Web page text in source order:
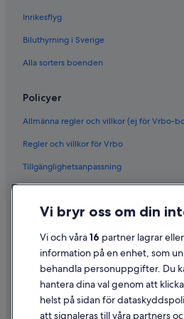
Flyg till San Francisco
Ghadames Air Transport
Olympus Airways
Flyg till Australien
Flyg till Brasilien
Flyg till Colombia
Flyg till Filippinerna
Flyg till Frankrike
Flyg till Grekland
Flyg till Indien
Flyg till Italien
Flyg till Japan
Flyg till Kanada
Inrikesflyg
Biluthyrning i Sverige
Alla sorters boenden
Policyer
Allmänna regler och villkor (ej för Vrbo-
Regler och villkor för Vrbo
Tillgänglighetsanpassning
Cookies
Användarvillkor
Juridisk information/Kontakta oss
Riktlinjer för innehåll och anmäla innehåll
Hjälp
Vi bryr oss om din
Vi och våra16 partner lagrar
information på en enhet, som
behandla personuppgifter. Du
hantera dina val genom att
helst på sidan för
att signaleras till våra partners